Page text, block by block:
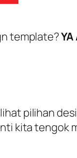
template?YA
pilihan
kita tengok